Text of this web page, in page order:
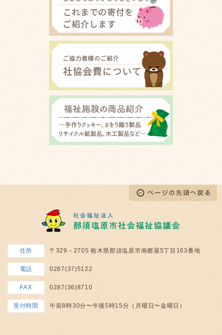
住所 〒329－2705 栃木県那須塩原市南郷屋5丁目163番地
電話 0287(37)5122
FAX 0287(36)8710
受付時間 午前8時30分〜午後5時15分（月曜日〜金曜日）